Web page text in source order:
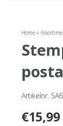
Home »
stempel papillons cartes
Artikelnr.
€15,99